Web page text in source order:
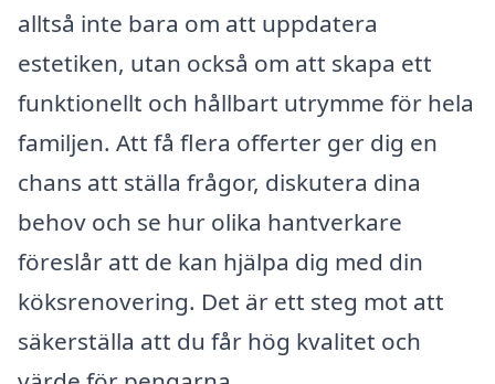
alltså inte bara om att uppdatera
estetiken, utan också om att skapa ett
funktionellt och hållbart utrymme för hela
familjen. Att få flera offerter ger dig en
chans att ställa frågor, diskutera dina
behov och se hur olika hantverkare
föreslår att de kan hjälpa dig med din
köksrenovering. Det är ett steg mot att
säkerställa att du får hög kvalitet och